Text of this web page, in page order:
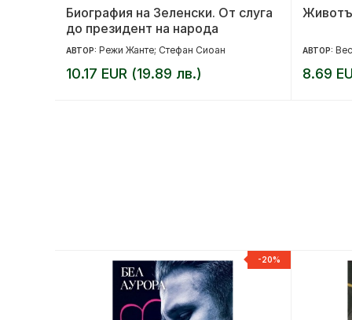
Биография на Зеленски. От слуга
до президент на народа
АВТОР: Режи Жанте; Стефан Сиоан
10.17 EUR (19.89 лв.)
АВТОР:
8.69
-20%